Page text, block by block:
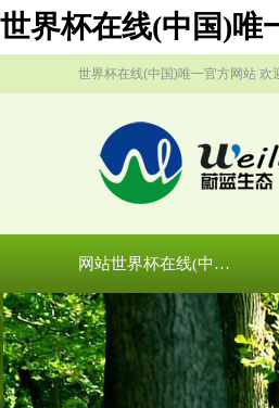
世界杯在线(中国)唯
世界杯在线(中国)唯一官方网站 欢
网站世界杯在线(中国)唯一官方网站